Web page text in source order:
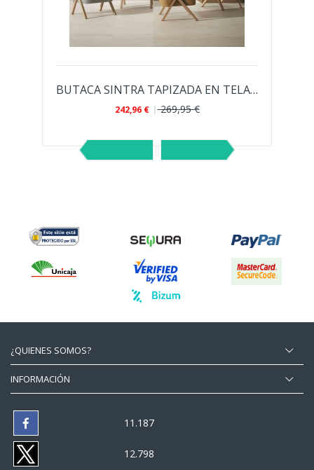
BUTACA SINTRA TAPIZADA EN TELA POLIÉSTER...
242,96 € 269,95 €
¿QUIENES SOMOS?
INFORMACIÓN
11.187
12.798